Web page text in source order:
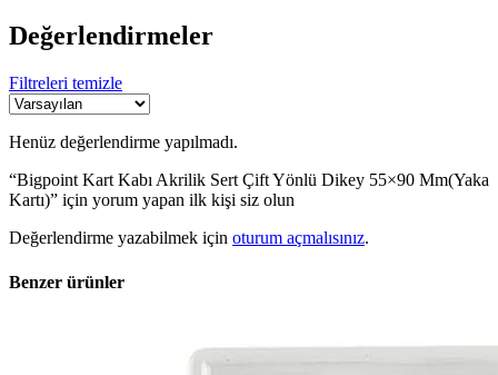
Değerlendirmeler
Filtreleri temizle
Henüz değerlendirme yapılmadı.
“Bigpoint Kart Kabı Akrilik Sert Çift Yönlü Dikey 55×90 Mm(Yaka
Kartı)” için yorum yapan ilk kişi siz olun
Değerlendirme yazabilmek için oturum açmalısınız.
Benzer ürünler